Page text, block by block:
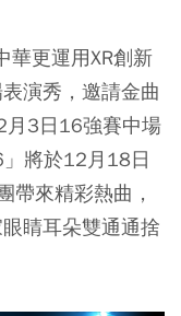
華更運用XR創新
演秀，邀請金曲
月3日16強賽中場
將於12月18日
帶來精彩熱曲，
睛耳朵雙通通捨